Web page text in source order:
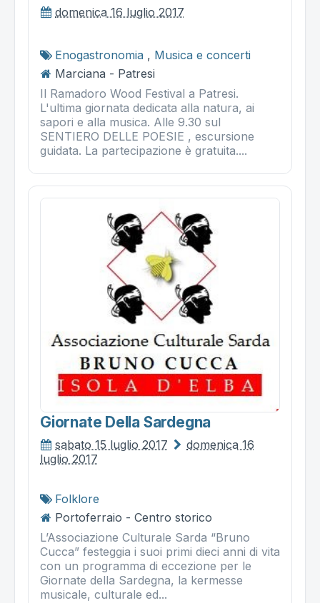
domenica 16 luglio 2017
Enogastronomia , Musica e concerti
Marciana - Patresi
Il Ramadoro Wood Festival a Patresi.
L'ultima giornata dedicata alla natura, ai
sapori e alla musica. Alle 9.30 sul
SENTIERO DELLE POESIE , escursione
guidata. La partecipazione è gratuita....
Giornate Della Sardegna
sabato 15 luglio 2017
domenica 16
luglio 2017
Folklore
Portoferraio - Centro storico
L’Associazione Culturale Sarda “Bruno
Cucca” festeggia i suoi primi dieci anni di vita
con un programma di eccezione per le
Giornate della Sardegna, la kermesse
musicale, culturale ed...